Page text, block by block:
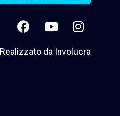
Realizzato da Involucra